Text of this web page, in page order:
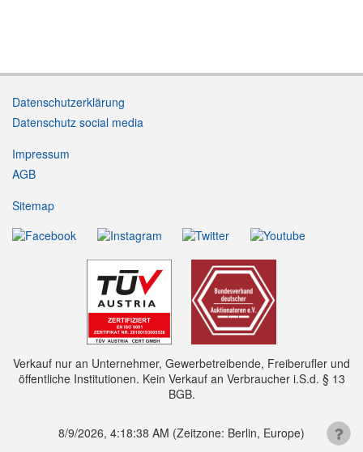
Datenschutzerklärung
Datenschutz social media
Impressum
AGB
Sitemap
Verkauf nur an Unternehmer, Gewerbetreibende, Freiberufler und
öffentliche Institutionen. Kein Verkauf an Verbraucher i.S.d. § 13
BGB.
8/9/2026, 4:18:38 AM (Zeitzone: Berlin, Europe)